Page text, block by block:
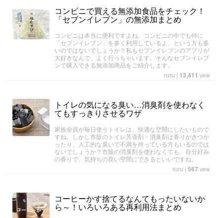
コンビニで買える無添加食品をチェック！
「セブンイレブン」の無添加まとめ
コンビニは本当に便利ですよね。コンビニの中でも特に
「セブンイレブン」を多く利用しているよ、という方も多
いのではないでしょうか？私もセブンイレブンのアプリが
大好きなんで、よく行っちゃいます。そんなセブンイレブ
ンで購入できる無添加商品をご紹介します。
ruru | 13,411 view
トイレの気になる臭い…消臭剤を使わなく
てもすっきりさせるワザ
家族全員が毎日使うトイレは、快適な空間にしたいもので
すね。しかし市販のトイレ芳香剤・消臭剤は香りがきつか
ったり、人工的な臭いで不満を持っている方もいるのでは
ないでしょうか？市販の消臭剤を使わなくても、自分好み
の香りで、気持ちの良い空間にできるといいですね。
ruru | 567 view
コーヒーかす捨てるなんてもったいないか
ら～！いろいろある再利用法まとめ